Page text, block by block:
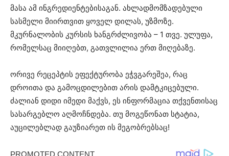
მასა ამ ინგრედიენტებისაგან. ახლადმომზადებული
სასმელი მიირთვით ყოველ დილას, უზმოზე.
მკურნალობის კურსის ხანგრძლივობა – 1 თვე. ულუფა,
რომელსაც მიიღებთ, გათვლილია ერთ მიღებაზე.
ორივე რეცეპტის ეფექტურობა ეჭვგარეშეა, რაც
დროითა და გამოცდილებით არის დამტკიცებული.
ძალიან დიდი იმედი მაქვს, ეს ინფორმაცია თქვენთისაც
სასარგებლო აღმოჩნდება. თუ მოგეწონათ სტატია,
აუცილებლად გაუზიარეთ ის მეგობრებსაც!